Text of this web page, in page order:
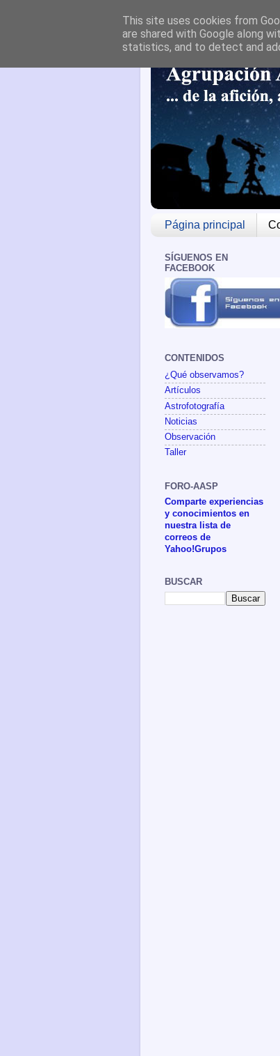
Página principal
SÍGUENOS EN
FACEBOOK
CONTENIDOS
¿Qué observamos?
Artículos
Astrofotografía
Noticias
Observación
Taller
FORO-AASP
Comparte experiencias
y conocimientos en
nuestra lista de
correos de
Yahoo!Grupos
BUSCAR
This site uses cookies from
are shared with Google along
statistics, and to detect and